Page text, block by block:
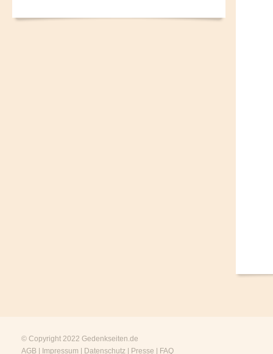
© Copyright 2022 Gedenkseiten.de
AGB
Impressum Datenschutz Presse FAQ